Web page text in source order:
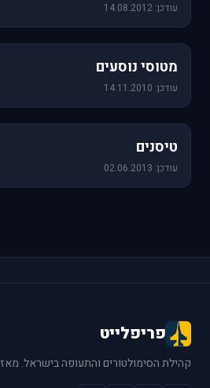
עודכן: 14.08.2012
מטוסי נוסעים
עודכן: 14.11.2010
טיסנים
עודכן: 02.06.2013
פריפלייט
קהילת הסימולטורים והתעופה בישראל. מאז 2005.